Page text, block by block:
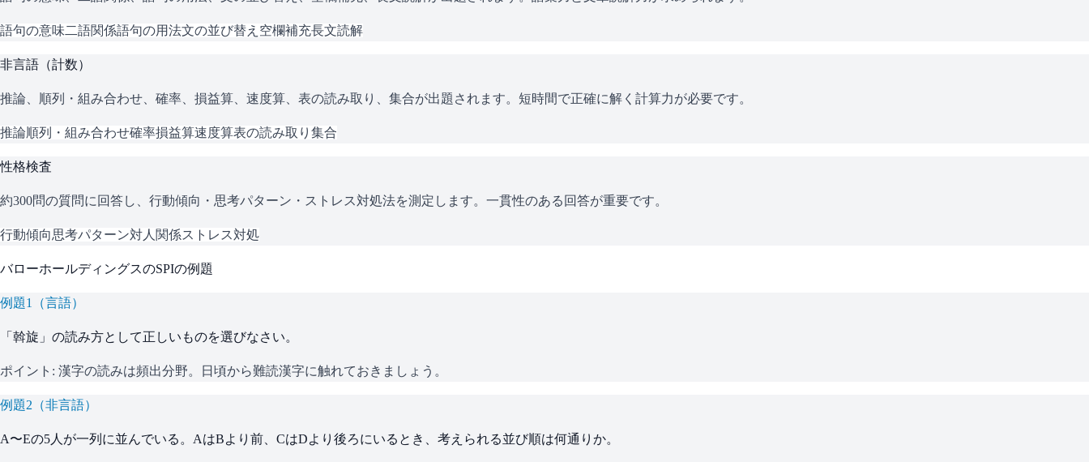
語句の意味二語関係語句の用法文の並び替え 空欄補充長文読解
非言語（計数）
推論、順列・組み合わせ、確率、損益算、速度算、表の読み取り、集合が出題されます。短時間で正確に解く計算力が必要です。
推論順列・組み合わせ確率損益算速度算表の読み取り 集合
性格検査
約300問の質問に回答し、行動傾向・思考パターン・ストレス対処法を測定します。一貫性のある回答が重要です。
行動傾向思考パターン対人関係ストレス対処
バローホールディングスのSPIの例題
例題1 （言語）
「斡旋」の読み方として正しいものを選びなさい。
ポイント: 漢字の読みは頻出分野。日頃から難読漢字に触れておきましょう。
例題2 （非言語）
A〜Eの5人が一列に並んでいる。AはBより前、CはDより後ろにいるとき、考えられる並び順は何通りか。